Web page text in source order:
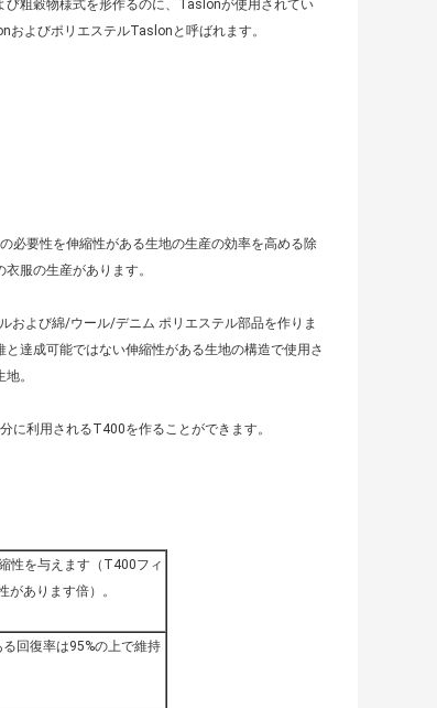
粗穀物様式を形作るのに、Taslonが使用されてい
よびポリエステルTaslonと呼ばれます。
必要性を伸縮性がある生地の生産の効率を高める除
服の生産があります。
および綿/ウール/デニム ポリエステル部品を作りま
達成可能ではない伸縮性がある生地の構造で使用さ
。
に利用されるT400を作ることができます。
性を与えます（T400フィ
あります倍）。
回復率は95%の上で維持